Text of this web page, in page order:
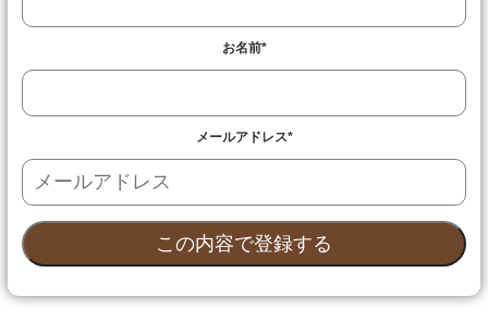
お名前*
メールアドレス*